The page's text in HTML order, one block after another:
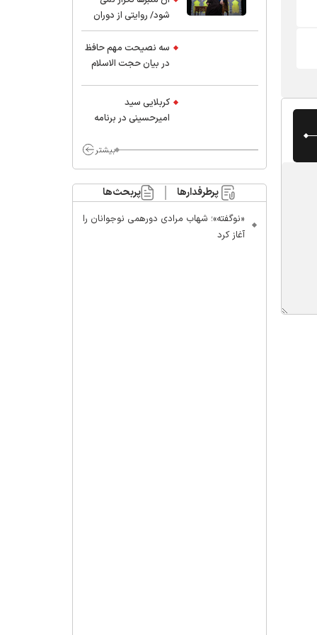
شود/ روایتی از دوران
کودکی و نوجوانی این
واعظ بزرگ و نویسنده و
پژوهشگر جهان اسلام
سه نصیحت مهم حافظ
در بیان حجت الاسلام
کربلایی سید
امیر‌حسینی در برنامه
محسن چاوشی چه
مراقب ماست/ مردم
دهن تفرقه افکنان بزنند
بیشتر
پرطرفدارها پربحث‌ها
«نوگفته»؛ شهاب مرادی دورهمی نوجوانان را
آغاز کرد